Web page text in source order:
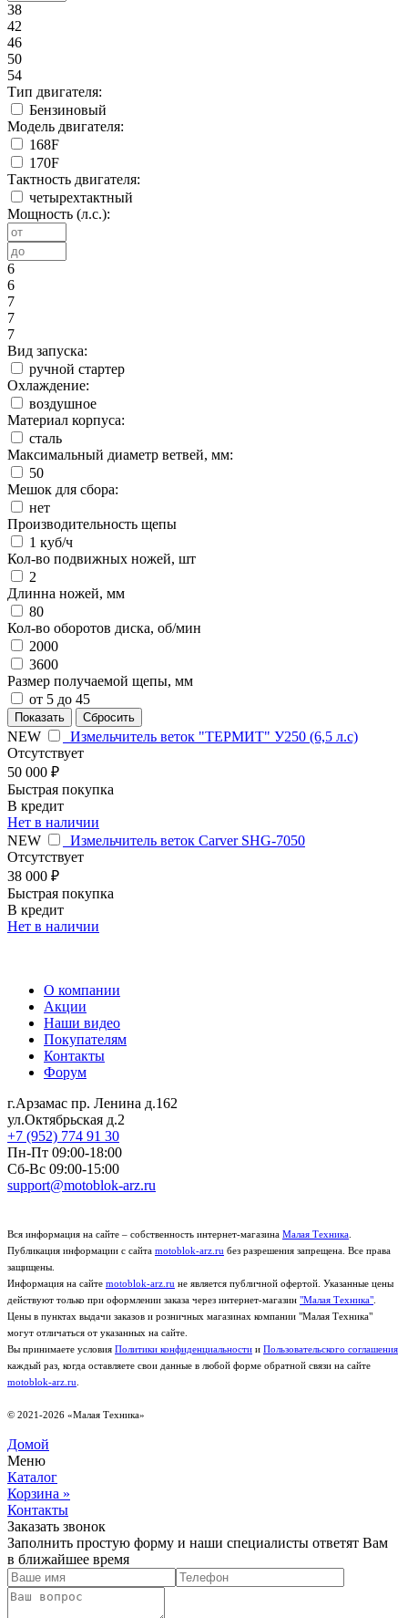
38
42
46
50
54
Тип двигателя:
Бензиновый
Модель двигателя:
168F
170F
Тактность двигателя:
четырехтактный
Мощность (л.с.):
6
6
7
7
7
Вид запуска:
ручной стартер
Охлаждение:
воздушное
Материал корпуса:
сталь
Максимальный диаметр ветвей, мм:
50
Мешок для сбора:
нет
Производительность щепы
1 куб/ч
Кол-во подвижных ножей, шт
2
Длинна ножей, мм
80
Кол-во оборотов диска, об/мин
2000
3600
Размер получаемой щепы, мм
от 5 до 45
NEW
Измельчитель веток "ТЕРМИТ" У250 (6,5 л.с)
Отсутствует
50 000 ₽
Быстрая покупка
В кредит
Нет в наличии
NEW
Измельчитель веток Carver SHG-7050
Отсутствует
38 000 ₽
Быстрая покупка
В кредит
Нет в наличии
О компании
Акции
Наши видео
Покупателям
Контакты
Форум
г.Арзамас пр. Ленина д.162
ул.Октябрьская д.2
+7 (952) 774 91 30
Пн-Пт 09:00-18:00
Сб-Вс 09:00-15:00
support@motoblok-arz.ru
Вся информация на сайте – собственность интернет-магазина Малая Техника
Публикация информации с сайта motoblok-arz.ru без разрешения запрещена. Все права
защищены.
Информация на сайте motoblok-arz.ru не является публичной офертой. Указанные цены
действуют только при оформлении заказа через интернет-магазин "Малая Техника"
Цены в пунктах выдачи заказов и розничных магазинах компании "Малая Техника"
могут отличаться от указанных на сайте.
Вы принимаете условия Политики конфиденциальности и Пользовательского соглашения
каждый раз, когда оставляете свои данные в любой форме обратной связи на сайте
motoblok-arz.ru
© 2021-2026 «Малая Техника»
Домой
Меню
Каталог
Корзина »
Контакты
Заказать звонок
Заполнить простую форму и наши специалисты ответят Вам
в ближайшее время